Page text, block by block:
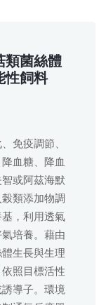
類菌絲體
性飼料
免疫調節、
血糖、降血
或阿茲海默
類添加物調
，利用透氣
培養。藉由
生長與生理
照目標活性
導子。環境